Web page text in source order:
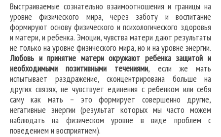
Выстраиваемые сознательно взаимоотношения и границы на
уровне физического мира, через заботу и воспитание
формируют основу физического и психологического здоровья
и матери, и ребенка. Эмоции, чувства матери дают результаты
не только на уровне физического мира, но и на уровне энергии.
Любовь и принятие матери окружают ребенка защитой и
необходимыми позитивными течениями, если же мать
испытывает раздражение, сконцентрирована больше на
других связях, не чувствует единения с ребенком или себя
саму как мать – это формирует совершенно другие,
негативные энергии (результат которых мы часто можем
наблюдать на физическом уровне в виде проблем с
поведением и восприятием).